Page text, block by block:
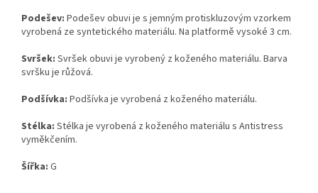
Podešev: Podešev obuvi je s jemným protiskluzovým vzorkem
vyrobená ze syntetického materiálu. Na platformě vysoké 3 cm.
Svršek: Svršek obuvi je vyrobený z koženého materiálu. Barva
svršku je růžová.
Podšívka: Podšívka je vyrobená z koženého materiálu.
Stélka: Stélka je vyrobená z koženého materiálu s Antistress
vyměkčením.
Šířka: G